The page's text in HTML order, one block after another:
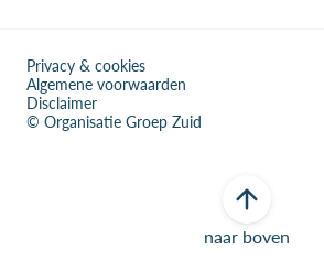
Privacy & cookies
Algemene voorwaarden
Disclaimer
© Organisatie Groep Zuid
naar boven